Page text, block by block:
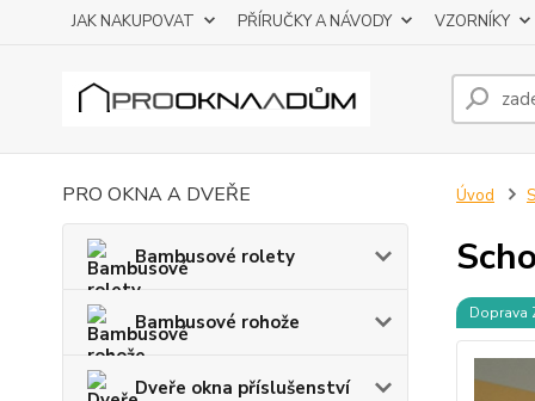
JAK NAKUPOVAT PŘÍRUČKY A NÁVODY VZORNÍKY
PRO OKNA A DVEŘE
Bambusové rolety
Bambusové rohože
Dveře okna příslušenství
Úvod
Doprava